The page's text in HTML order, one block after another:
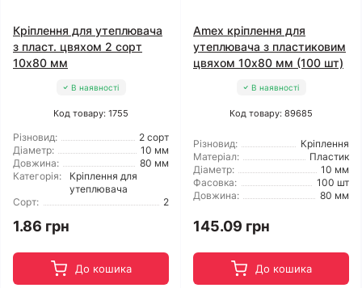
Кріплення для утеплювача
з пласт. цвяхом 2 сорт
10x80 мм
В наявності
Код товару: 1755
Різновид:
2 сорт
Діаметр:
10 мм
Довжина:
80 мм
Категорія:
Кріплення для
утеплювача
Сорт:
2
1.86 грн
До кошика
Amex кріплення для
утеплювача з пластиковим
цвяхом 10x80 мм (100 шт)
В наявності
Код товару: 89685
Різновид:
Кріплення
Матеріал:
Пластик
Діаметр:
10 мм
Фасовка:
100 шт
Довжина:
80 мм
145.09 грн
До кошика